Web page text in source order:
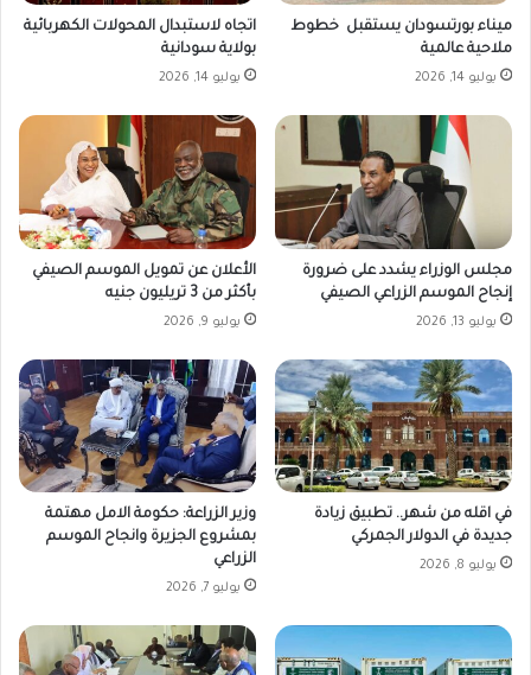
ميناء بورتسودان يستقبل خطوط
ملاحية عالمية
يوليو 14, 2026
اتجاه لاستبدال المحولات الكهربائية
بولاية سودانية
يوليو 14, 2026
مجلس الوزراء يشدد على ضرورة
إنجاح الموسم الزراعي الصيفي
يوليو 13, 2026
الأعلان عن تمويل الموسم الصيفي
بأكثر من 3 تريليون جنيه
يوليو 9, 2026
في اقله من شهر.. تطبيق زيادة
جديدة في الدولار الجمركي
يوليو 8, 2026
وزير الزراعة: حكومة الامل مهتمة
بمشروع الجزيرة وانجاح الموسم
الزراعي
يوليو 7, 2026